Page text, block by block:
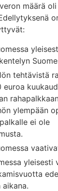
määrä
tehtävistä
ylempään
ei ole
yleisesti
aikana.